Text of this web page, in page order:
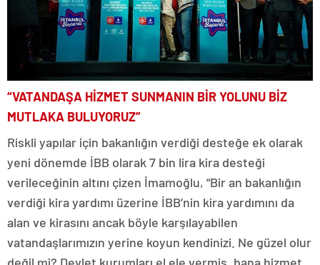
“VATANDAŞA HİZMET SUNMANIN BİR YOLUNU BİZ
MUTLAKA BULUYORUZ”
Riskli yapılar için bakanlığın verdiği desteğe ek olarak
yeni dönemde İBB olarak 7 bin lira kira desteği
verileceğinin altını çizen İmamoğlu, “Bir an bakanlığın
verdiği kira yardımı üzerine İBB’nin kira yardımını da
alan ve kirasını ancak böyle karşılayabilen
vatandaşlarımızın yerine koyun kendinizi. Ne güzel olur